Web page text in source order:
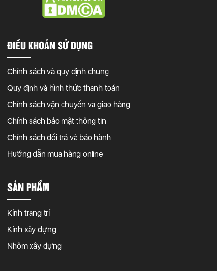
ĐIỀU KHOẢN SỬ DỤNG
Chính sách và quy định chung
Quy định và hình thức thanh toán
Chính sách vận chuyển và giao hàng
Chính sách bảo mật thông tin
Chính sách đổi trả và bảo hành
Hướng dẫn mua hàng online
SẢN PHẨM
Kính trang trí
Kính xây dựng
Nhôm xây dựng